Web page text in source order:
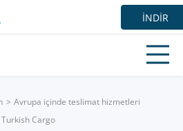
İNDIR
Avrupa içinde teslimat hizmetleri
Turkish Cargo